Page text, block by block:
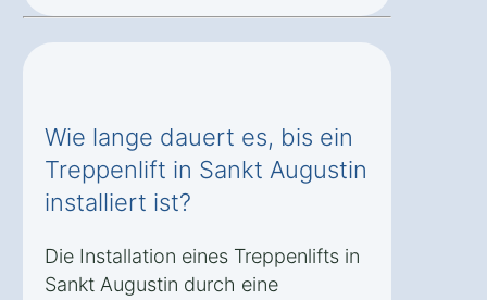
Wie lange dauert es, bis ein
Treppenlift in Sankt Augustin
installiert ist?
Die Installation eines Treppenlifts in
Sankt Augustin durch eine